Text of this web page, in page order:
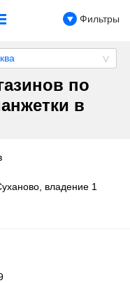
Фильтры
по
в
владение 1